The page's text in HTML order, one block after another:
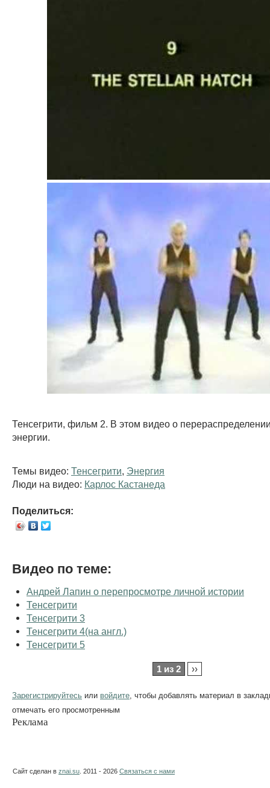
Тенсегрити, фильм 2. В этом видео о
энергии.
Темы видео: Тенсегрити Энергия
Люди на видео: Карлос Кастанеда
Поделиться:
Видео по теме:
Андрей Лапин о перепросмотре личной истории
Тенсегрити
Тенсегрити 3
Тенсегрити 4(на англ.)
Тенсегрити 5
1 из 2 ››
Зарегистрируйтесь или войдите , чтобы добавлять материал в
отмечать его просмотренным
Реклама
Сайт сделан в znai.su . 2011 - 2026 Связаться с нами